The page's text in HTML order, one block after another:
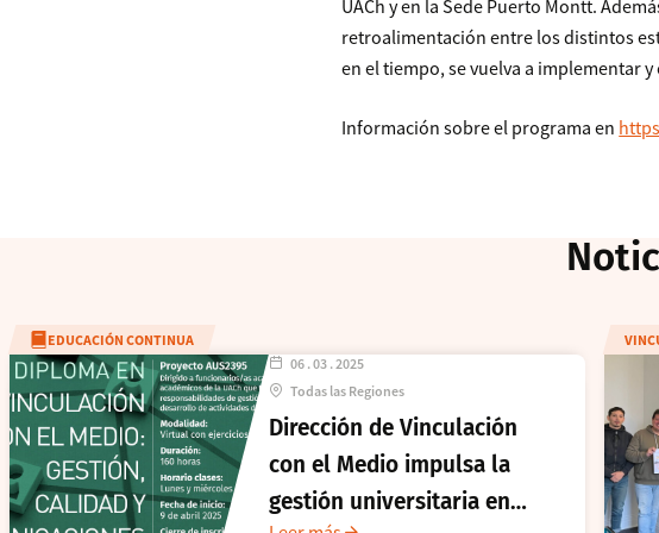
UACh y en la Sede Puerto Montt.
retroalimentación entre los distintos
en el tiempo, se vuelva a implementar
Información sobre el programa en
EDUCACIÓN CONTINUA
06 . 03 . 2025
Todas las Regiones
Dirección de Vinculación
con el Medio impulsa la
gestión universitaria en